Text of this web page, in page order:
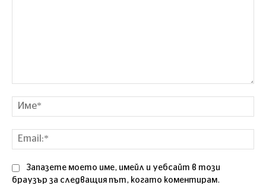
Запазете моето име, имейл и уебсайт в този
браузър за следващия път, когато коментирам.